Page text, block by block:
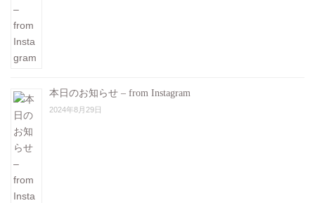
本日のお知らせ – from Instagram
2024年8月29日